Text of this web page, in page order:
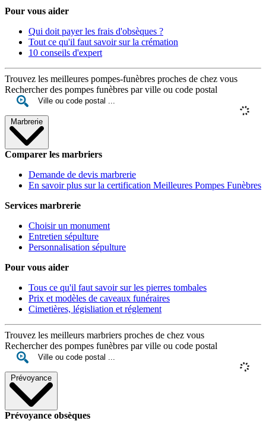
Pour vous aider
Qui doit payer les frais d'obsèques ?
Tout ce qu'il faut savoir sur la crémation
10 conseils d'expert
Trouvez les meilleures pompes-funèbres proches de chez vous
Rechercher des pompes funèbres par ville ou code postal
Marbrerie
Comparer les marbriers
Demande de devis marbrerie
En savoir plus sur la certification Meilleures Pompes Funèbres
Services marbrerie
Choisir un monument
Entretien sépulture
Personnalisation sépulture
Pour vous aider
Tous ce qu'il faut savoir sur les pierres tombales
Prix et modèles de caveaux funéraires
Cimetières, législiation et réglement
Trouvez les meilleurs marbriers proches de chez vous
Rechercher des pompes funèbres par ville ou code postal
Prévoyance
Prévoyance obsèques